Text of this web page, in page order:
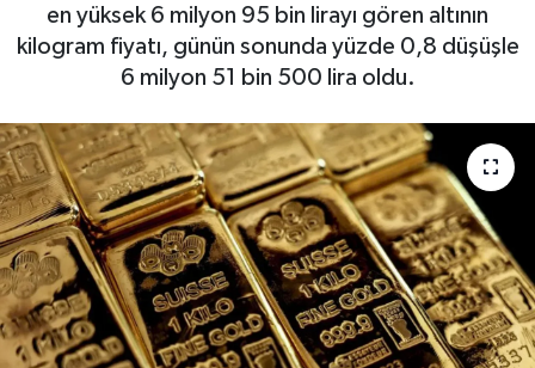
en yüksek 6 milyon 95 bin lirayı gören altının
kilogram fiyatı, günün sonunda yüzde 0,8 düşüşle
6 milyon 51 bin 500 lira oldu.
Ekonomi
Yaşam
Resmi ilanlar
Son Dakika Haberleri